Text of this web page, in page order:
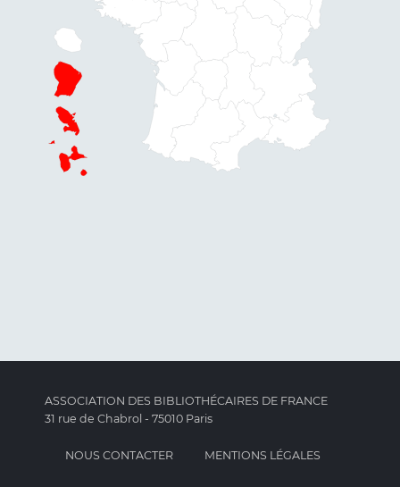
ASSOCIATION DES BIBLIOTHÉCAIRES DE FRANCE
31 rue de Chabrol - 75010 Paris
NOUS CONTACTER MENTIONS LÉGALES